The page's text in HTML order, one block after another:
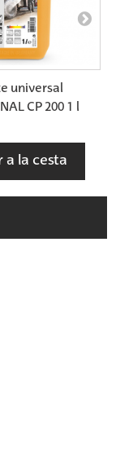
universal
CP 200 1 l
a la cesta